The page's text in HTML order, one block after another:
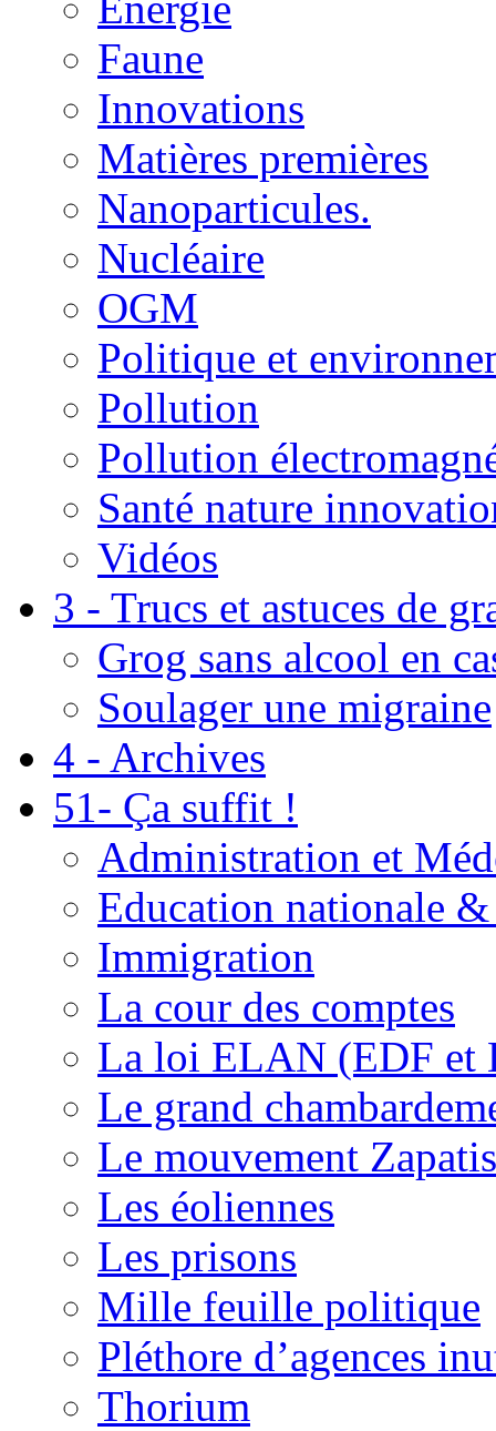
Faune
Innovations
Matières premières
Nanoparticules.
Nucléaire
OGM
Politique et
Pollution
Pollution
Santé nature
Vidéos
3 - Trucs et astuces de
Grog sans alcool en
Soulager une migraine
4 - Archives
51- Ça suffit !
Administration et
Education nationale
Immigration
La cour des comptes
La loi ELAN (EDF et
Le grand
Le mouvement
Les éoliennes
Les prisons
Mille feuille politique
Pléthore d’agences
Thorium